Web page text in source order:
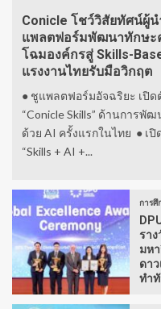
Conicle โชว์วิสัยทัศน์ผู้น
แพลตฟอร์มพัฒนาทักษะ
โฉมองค์กรสู่ Skills-
แรงงานไทยรับมือวิกฤต
● ชูแพลตฟอร์มอัจฉริยะ เปิ
“Conicle Skills” ด้านการ
ด้วย AI ครั้งแรกในไทย ● เ
“Skills + AI +...
การศึ
ราง
มห
ดา
ทำ